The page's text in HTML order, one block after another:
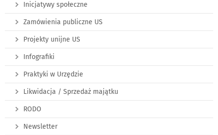
Inicjatywy społeczne
Zamówienia publiczne US
Projekty unijne US
Infografiki
Praktyki w Urzędzie
Likwidacja / Sprzedaż majątku
RODO
Newsletter